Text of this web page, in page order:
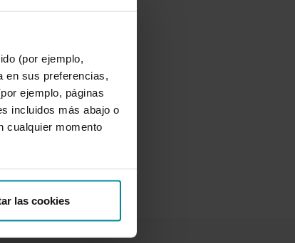
(por ejemplo,
en sus preferencias,
ejemplo, páginas
incluidos más abajo o
cualquier momento
las cookies